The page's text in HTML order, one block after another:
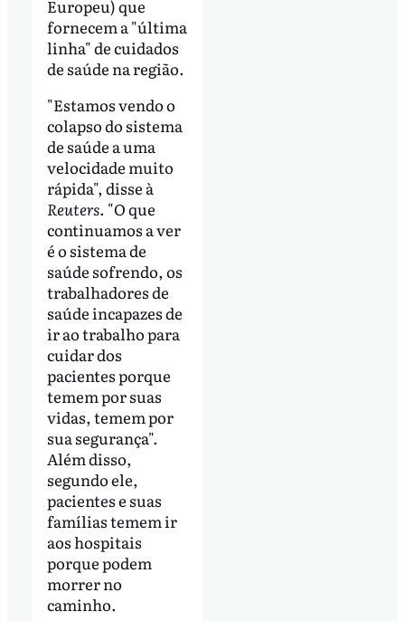
Europeu) que
fornecem a "última
linha" de cuidados
de saúde na região.
"Estamos vendo o
colapso do sistema
de saúde a uma
velocidade muito
rápida", disse à
Reuters. "O que
continuamos a ver
é o sistema de
saúde sofrendo, os
trabalhadores de
saúde incapazes de
ir ao trabalho para
cuidar dos
pacientes porque
temem por suas
vidas, temem por
sua segurança".
Além disso,
segundo ele,
pacientes e suas
famílias temem ir
aos hospitais
porque podem
morrer no
caminho.